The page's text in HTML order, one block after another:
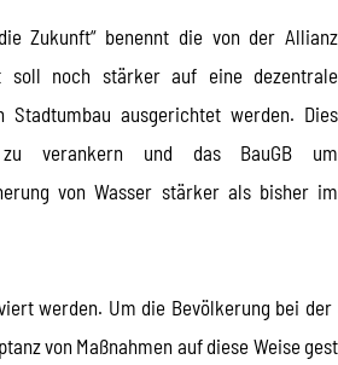
Zukunft“ benennt die von der Allianz
soll noch stärker auf eine dezentrale
ausgerichtet werden. Dies
verankern und das BauGB um
von Wasser stärker als bisher im
werden. Um die Bevölkerung bei
von Maßnahmen auf diese Weise